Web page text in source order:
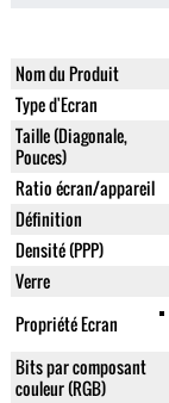
Nom du Produit
Type d'Ecran
Taille (Diagonale,
Pouces)
Ratio écran/appareil
Définition
Densité (PPP)
Verre
Propriété Ecran
Bits par composant
couleur (RGB)